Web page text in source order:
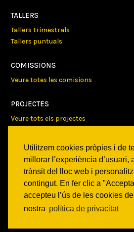
Utilitzem cookies pròpies i de
millorar l’experiència d’usuari,
trànsit del lloc web i
contingut. En fer clic a
accepteu l’ús de les cookies
nostra política de privacitat
TALLERS
Tallers trimestrals
Tallers puntuals
COMISSIONS
Veure totes les comisions
PROJECTES
Veure tots els projectes
AGENDA
Veure totes les activitats
NOTICIES
Activitats
Comunicats